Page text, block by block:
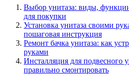
Выбор унитаза: виды,
для покупки
Установка унитаза своими
пошаговая инструкция
Ремонт бачка унитаза: как
руками
Инсталляция для подвесного
правильно смонтировать